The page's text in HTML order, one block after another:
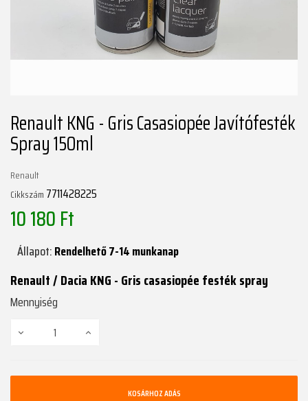
Renault KNG - Gris Casasiopée Javítófesték
Spray 150ml
Renault
Cikkszám 7711428225
10 180 Ft
Állapot:Rendelhető 7-14 munkanap
Renault / Dacia KNG - Gris casasiopée festék spray
Mennyiség
KOSÁRHOZ ADÁS